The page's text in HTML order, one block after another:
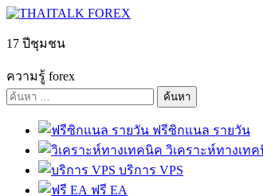
Skip
content
17 ปีชุมชน
ความรู้ forex
ค้นหา
ฟรีซิกแนล รายวัน
วิเคราะห์ทางเท
บริการ VPS
ฟรี EA